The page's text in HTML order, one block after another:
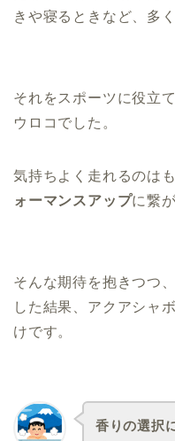
きや寝るときなど、多
それをスポーツに役立
ウロコでした。
気持ちよく走れるのは
ォーマンスアップに繋
そんな期待を抱きつつ
した結果、アクアシャ
けです。
香りの選択